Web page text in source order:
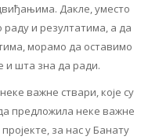
Дакле, уместо
и резултатима, а да
морамо да оставимо
и шта зна да ради.
важне ствари, које су
предложила неке важне
за нас у Банату